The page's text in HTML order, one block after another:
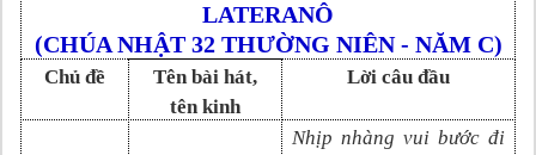
LATERANÔ
(CHÚA NHẬT 32THƯỜNG NIÊN - NĂM C)
Chủ đề
Tên bài hát,
tên kinh
Lời câu đầu
Nhịp nhàng vui bước đi